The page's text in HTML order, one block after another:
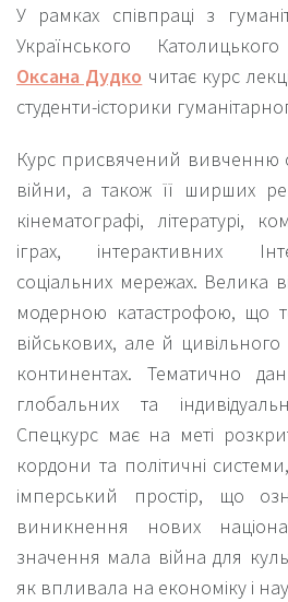
У рамках співпраці з
Українського
Оксана Дудко читає курс
студенти-історики
Курс присвячений вивченню
війни, а також її ширших
кінематографі, літературі,
іграх, інтерактивних
соціальних мережах. Велика
модерною катастрофою, що
військових, але й
континентах. Тематично
глобальних та
Спецкурс має на меті
кордони та політичні
імперський простір, що
виникнення нових
значення мала війна для
як впливала на економіку і